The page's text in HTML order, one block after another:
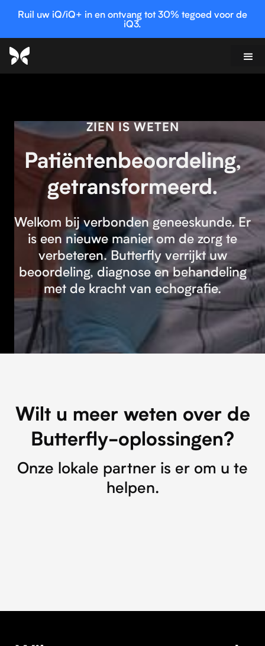
Ruil uw iQ/iQ+ in en ontvang tot 30% tegoed voor de
iQ3.
ZIEN IS WETEN
Patiëntenbeoordeling,
getransformeerd.
Welkom bij verbonden geneeskunde. Er
is een nieuwe manier om de zorg te
verbeteren. Butterfly verrijkt uw
beoordeling, diagnose en behandeling
met de kracht van echografie.
Wilt u meer weten over de
Butterfly-oplossingen?
Onze lokale partner is er om u te
helpen.